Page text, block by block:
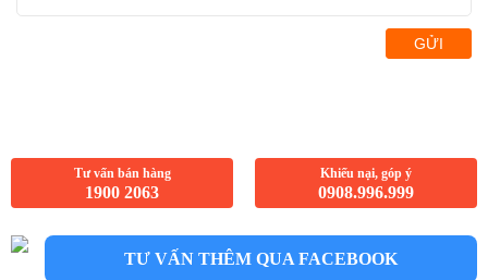
GỬI
Tư vấn bán hàng
1900 2063
Khiếu nại, góp ý
0908.996.999
TƯ VẤN THÊM QUA FACEBOOK